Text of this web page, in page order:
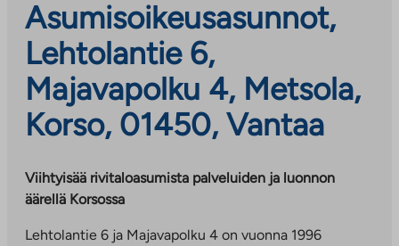
Asumisoikeusasunnot,
Lehtolantie 6,
Majavapolku 4, Metsola,
Korso, 01450, Vantaa
Viihtyisää rivitaloasumista palveluiden ja luonnon
äärellä Korsossa
Lehtolantie 6 ja Majavapolku 4 on vuonna 1996